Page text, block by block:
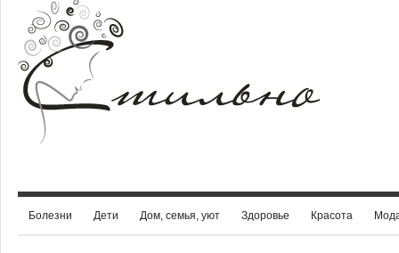
Болезни Дети Дом, семья, уют Здоровье Красота